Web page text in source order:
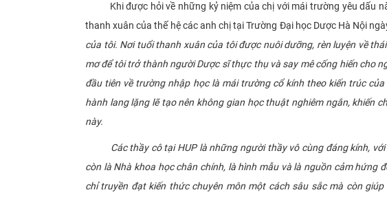
Khi được hỏi về những kỷ niệm của chị với mái trường yêu dấu
thanh xuân của thế hệ các anh chị tại Trường Đại học Dược Hà Nội
của tôi. Nơi tuổi thanh xuân của tôi được nuôi dưỡng, rèn luyện về
mơ để tôi trở thành người Dược sĩ thực thụ và say mê cống hiến cho
đầu tiên về trường nhập học là mái trường cổ kính theo kiến trúc
hành lang lặng lẽ tạo nên không gian học thuật nghiêm ngắn, khiến
này.
Các thầy cô tại HUP là những người thầy vô cùng đáng kính, với
còn là Nhà khoa học chân chính, là hình mẫu và là nguồn cảm
chỉ truyền đạt kiến thức chuyên môn một cách sâu sắc mà còn